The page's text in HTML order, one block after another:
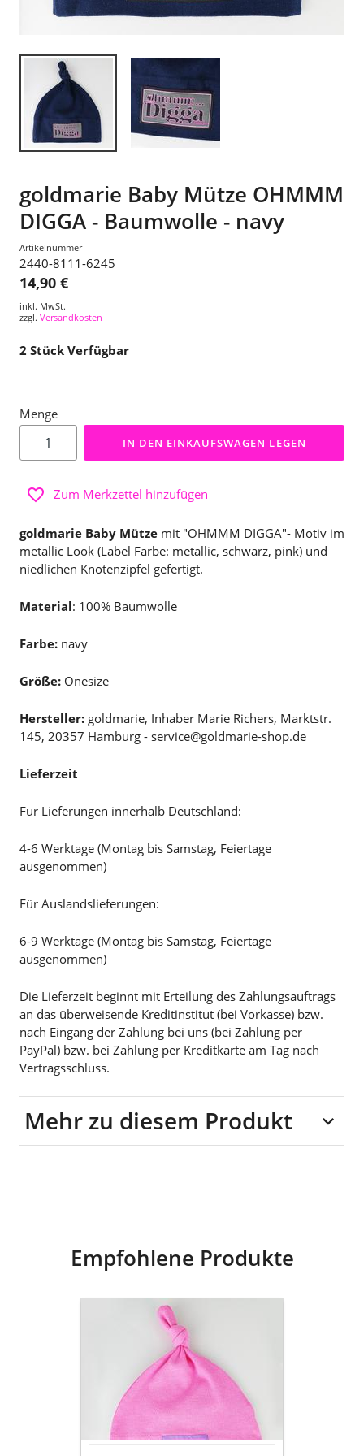
goldmarie Baby Mütze OHMMM
DIGGA - Baumwolle - navy
Artikelnummer
2440-8111-6245
14,90 €
inkl. MwSt.
zzgl. Versandkosten
2 Stück Verfügbar
Menge
IN DEN EINKAUFSWAGEN LEGEN
Zum Merkzettel hinzufügen
goldmarie Baby Mütze mit "OHMMM DIGGA"- Motiv im
metallic Look (Label Farbe: metallic, schwarz, pink) und
niedlichen Knotenzipfel gefertigt.
Material: 100% Baumwolle
Farbe: navy
Größe: Onesize
Hersteller: goldmarie, Inhaber Marie Richers, Marktstr.
145, 20357 Hamburg - service@goldmarie-shop.de
Lieferzeit
Für Lieferungen innerhalb Deutschland:
4-6 Werktage (Montag bis Samstag, Feiertage
ausgenommen)
Für Auslandslieferungen:
6-9 Werktage (Montag bis Samstag, Feiertage
ausgenommen)
Die Lieferzeit beginnt mit Erteilung des Zahlungsauftrags
an das überweisende Kreditinstitut (bei Vorkasse) bzw.
nach Eingang der Zahlung bei uns (bei Zahlung per
PayPal) bzw. bei Zahlung per Kreditkarte am Tag nach
Vertragsschluss.
Mehr zu diesem Produkt
Empfohlene Produkte
SUPERPOWER
Baumwolle